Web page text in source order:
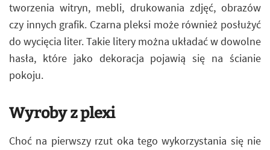
tworzenia witryn, mebli, drukowania zdjęć, obrazów
czy innych grafik. Czarna pleksi może również posłużyć
do wycięcia liter. Takie litery można układać w dowolne
hasła, które jako dekoracja pojawią się na ścianie
pokoju.
Wyroby z plexi
Choć na pierwszy rzut oka tego wykorzystania się nie